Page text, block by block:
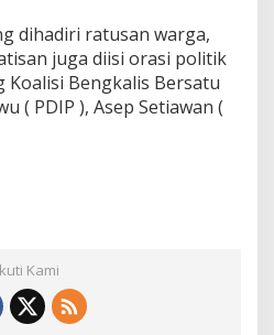
dihadiri ratusan warga,
juga diisi orasi politik
Bengkalis Bersatu
( PDIP ), Asep Setiawan (
Kami